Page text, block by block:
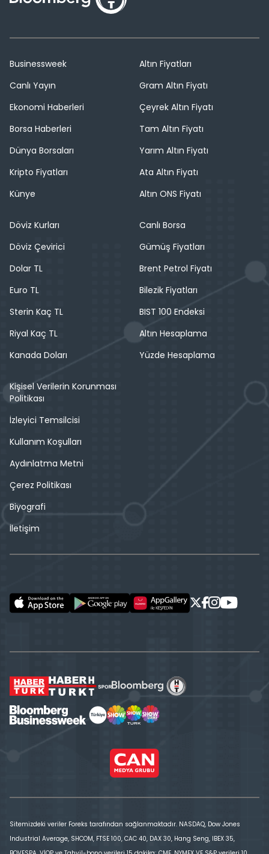
Businessweek
Canlı Yayın
Ekonomi Haberleri
Borsa Haberleri
Dünya Borsaları
Kripto Fiyatları
Künye
Altın Fiyatları
Gram Altın Fiyatı
Çeyrek Altın Fiyatı
Tam Altın Fiyatı
Yarım Altın Fiyatı
Ata Altın Fiyatı
Altın ONS Fiyatı
Döviz Kurları
Döviz Çevirici
Dolar TL
Euro TL
Sterin Kaç TL
Riyal Kaç TL
Kanada Doları
Canlı Borsa
Gümüş Fiyatları
Brent Petrol Fiyatı
Bilezik Fiyatları
BIST 100 Endeksi
Altın Hesaplama
Yüzde Hesaplama
Kişisel Verilerin Korunması
Politikası
İzleyici Temsilcisi
Kullanım Koşulları
Aydınlatma Metni
Çerez Politikası
Biyografi
İletişim
Sitemizdeki veriler Foreks tarafından sağlanmaktadır. NASDAQ, Dow Jones
Industrial Average, SHCOM, FTSE 100, CAC 40, DAX 30, Hang Seng, IBEX 35,